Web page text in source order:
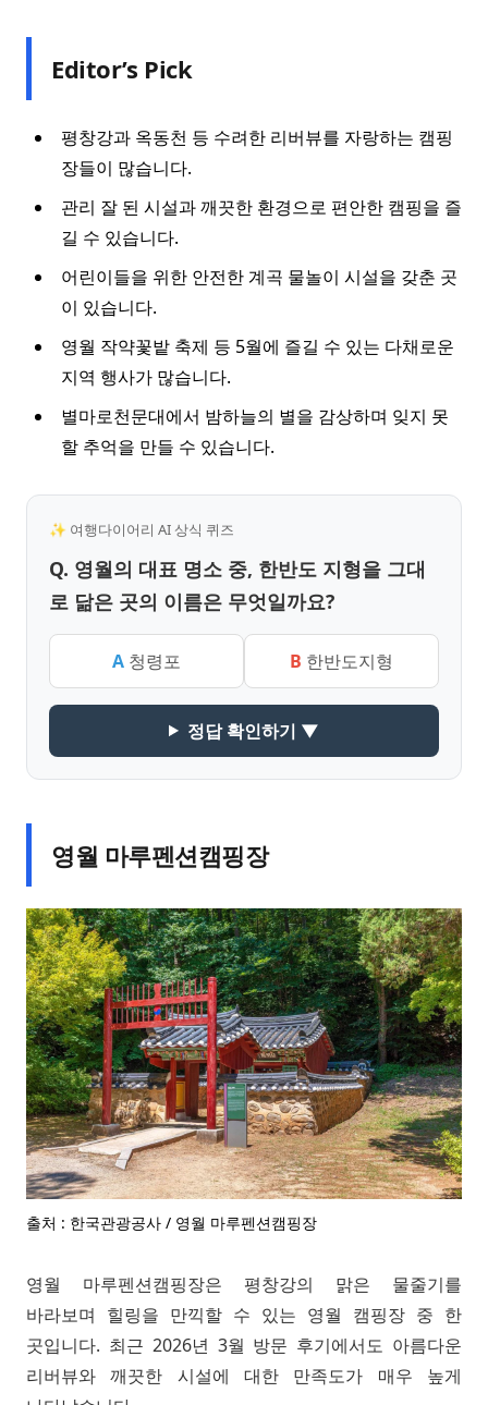
Editor’s Pick
평창강과 옥동천 등 수려한 리버뷰를 자랑하는 캠핑
장들이 많습니다.
관리 잘 된 시설과 깨끗한 환경으로 편안한 캠핑을 즐
길 수 있습니다.
어린이들을 위한 안전한 계곡 물놀이 시설을 갖춘 곳
이 있습니다.
영월 작약꽃밭 축제 등 5월에 즐길 수 있는 다채로운
지역 행사가 많습니다.
별마로천문대에서 밤하늘의 별을 감상하며 잊지 못
할 추억을 만들 수 있습니다.
✨ 여행다이어리 AI 상식 퀴즈
Q. 영월의 대표 명소 중, 한반도 지형을 그대
로 닮은 곳의 이름은 무엇일까요?
A 청령포 B 한반도지형
정답 확인하기 ▼
영월 마루펜션캠핑장
출처 : 한국관광공사 / 영월 마루펜션캠핑장
영월 마루펜션캠핑장은 평창강의 맑은 물줄기를
바라보며 힐링을 만끽할 수 있는 영월 캠핑장 중 한
곳입니다. 최근 2026년 3월 방문 후기에서도 아름다운
리버뷰와 깨끗한 시설에 대한 만족도가 매우 높게